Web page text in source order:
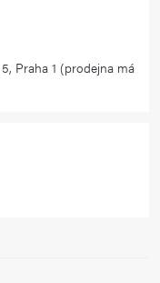
Praha 1 (prodejna má